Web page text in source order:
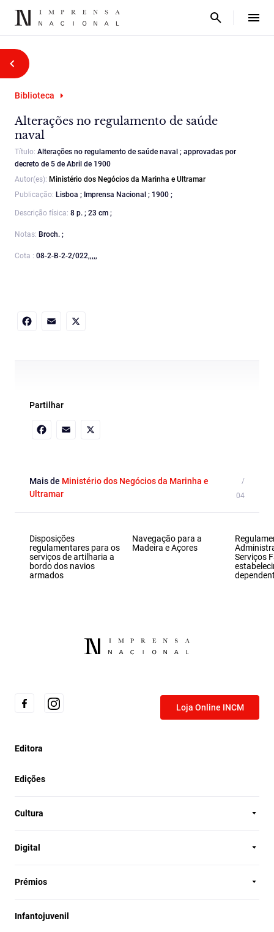
Biblioteca
Alterações no regulamento de saúde
naval
Título: Alterações no regulamento de saúde naval ; approvadas por
decreto de 5 de Abril de 1900
Autor(es): Ministério dos Negócios da Marinha e Ultramar
Publicação: Lisboa ; Imprensa Nacional ; 1900 ;
Descrição física: 8 p. ; 23 cm ;
Notas: Broch. ;
Cota : 08-2-B-2-2/022,,,,,
Partilhar
Mais de Ministério dos Negócios da Marinha e
Ultramar
Disposições
regulamentares para os
serviços de artilharia a
bordo dos navios
armados
Navegação para a
Madeira e Açores
Serviços
Loja Online INCM
Editora
Edições
Cultura
Digital
Prémios
Infantojuvenil